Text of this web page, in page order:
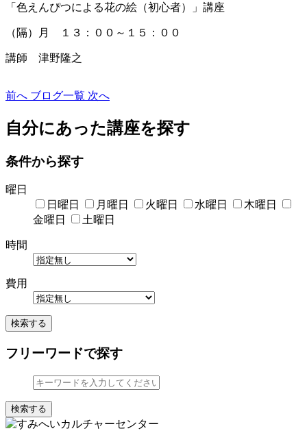
「色えんぴつによる花の絵（初心者）」講座
（隔）月 １３：００～１５：００
講師 津野隆之
前へ ブログ一覧 次へ
自分にあった講座を探す
条件から探す
曜日
日曜日
月曜日 火曜日 水曜日
木曜日
金曜日
土曜日
時間
費用
検索する
フリーワードで探す
検索する